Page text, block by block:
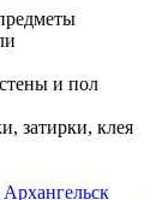
и пол
затирки, клея
Архангельск